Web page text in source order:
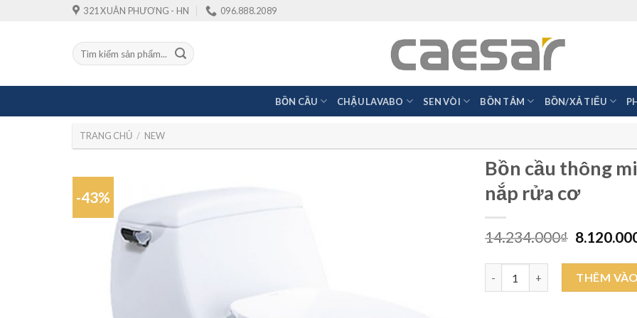
321 XUÂN PHƯƠNG - HN 096.888.2089
Tìm
kiếm:
BỒN CẦU CHẬU LAVABO SEN VÒI BỒN TẮM BỒN/XẢ TIỂU
TRANG CHỦ / NEW
-43%
Bồn cầu thông
nắp rửa cơ
14.234.000₫ Giá
là:
Bồn cầu thông minh CAESAR
THÊM